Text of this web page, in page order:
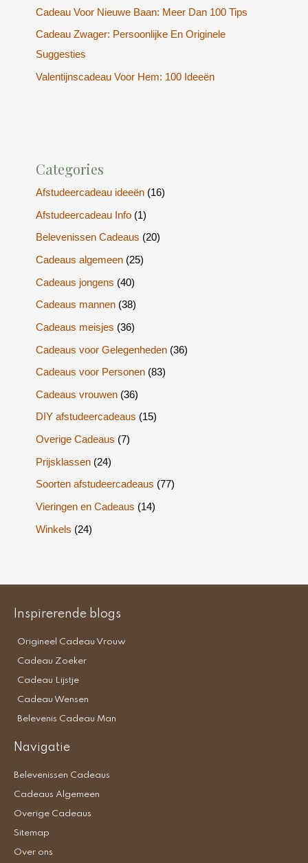
Cadeau Voor Nieuwe Baan: Meer Dan 100 Tips
Cadeau Zwager: Persoonlijke En Originele
Suggesties
Valentijnscadeau Voor Hem: 100 Ideeën
Categories
Afstudeercadeau ideeën (16)
Afstudeercadeau Info (1)
Belevenissen Cadeaus (20)
Cadeaus algemeen (25)
Cadeaus jongens (40)
Cadeaus mannen (38)
Cadeaus meisjes (36)
Cadeaus voor Gelegenheden (36)
Cadeaus voor Personen (83)
Cadeaus vrouwen (36)
DIY afstudeercadeaus (15)
Overige Cadeaus (7)
Prijsklassen (24)
Soorten afstudeercadeaus (77)
Vieringen en Cadeaus (14)
Winkels (24)
Inspirerende blogs
Origineel Cadeau Vrouw
Cadeau Zoeker
Cadeau Lijstje
Cadeau Wensen
Belevenis Cadeau Man
Navigatie
Belevenissen Cadeaus
Cadeaus Algemeen
Overige Cadeaus
Sitemap
Over ons